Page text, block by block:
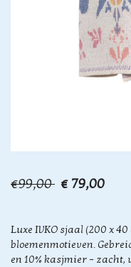
€99,00 € 79,00
Luxe IVKO sjaal (200 x
bloemenmotieven.
en 10% kasjmier – zacht,